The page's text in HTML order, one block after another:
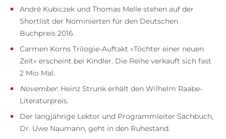
André Kubiczek und Thomas Melle stehen auf der
Shortlist der Nominierten für den Deutschen
Buchpreis 2016.
Carmen Korns Trilogie-Auftakt «Töchter einer neuen
Zeit» erscheint bei Kindler. Die Reihe verkauft sich fast
2 Mio Mal.
November: Heinz Strunk erhält den Wilhelm Raabe-
Literaturpreis.
Der langjährige Lektor und Programmleiter Sachbuch,
Dr. Uwe Naumann, geht in den Ruhestand.